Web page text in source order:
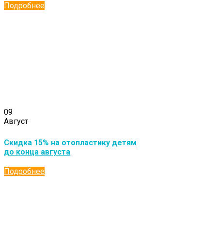
Подробнее
09
Август
Скидка 15% на отопластику детям
до конца августа
Подробнее